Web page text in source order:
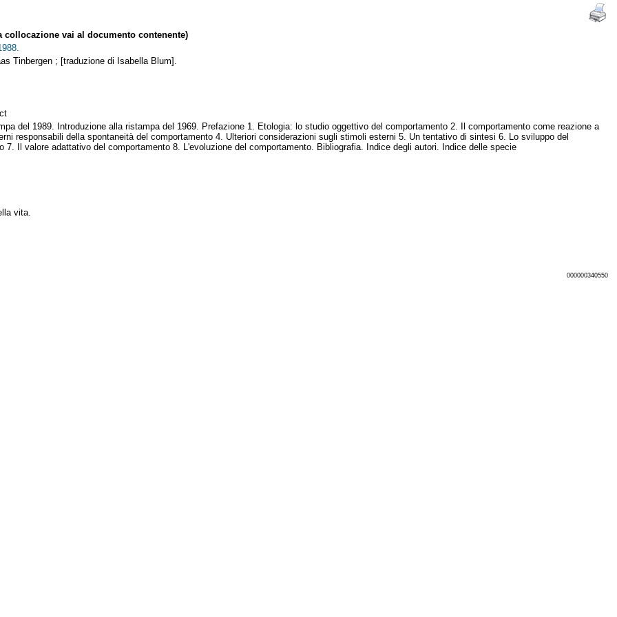
collocazione vai al documento contenente)
Tinbergen ; [traduzione di Isabella Blum].
del 1989. Introduzione alla ristampa del 1969. Prefazione 1. Etologia: lo studio oggettivo del comportamento 2. Il comportamento come reazione a
responsabili della spontaneità del comportamento 4. Ulteriori considerazioni sugli stimoli esterni 5. Un tentativo di sintesi 6. Lo sviluppo del
7. Il valore adattativo del comportamento 8. L'evoluzione del comportamento. Bibliografia. Indice degli autori. Indice delle specie
vita.
000000340550